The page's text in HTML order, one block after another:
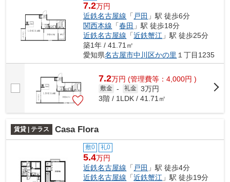
7.2万円
近鉄名古屋線 「 戸田 」駅 徒歩6分
関西本線 「春田 」駅 徒歩18分
近鉄名古屋線 「近鉄蟹江 」駅 徒歩25分
築1年 / 41.71㎡
愛知県名古屋市中川区かの里 １丁目1235
7.2万円 (管理費等：4,000円 )
敷金 - 礼金 3万円
3階 / 1LDK / 41.71㎡
賃貸 | テラス Casa Flora
敷0 礼0
5.4万円
近鉄名古屋線 「 戸田 」駅 徒歩4分
近鉄名古屋線 「近鉄蟹江 」駅 徒歩19分